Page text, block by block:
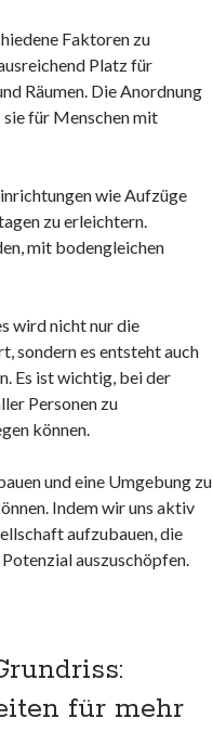
Faktoren zu
Platz für
Räumen. Die Anordnung
für Menschen mit
wie Aufzüge
zu erleichtern.
mit bodengleichen
wird nicht nur die
sondern es entsteht auch
Es ist wichtig, bei der
Personen zu
können.
und eine Umgebung zu
Indem wir uns aktiv
aufzubauen, die
auszuschöpfen.
für mehr